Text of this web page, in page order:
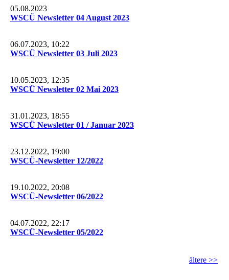
05.08.2023
WSCÜ Newsletter 04 August 2023
06.07.2023, 10:22
WSCÜ Newsletter 03 Juli 2023
10.05.2023, 12:35
WSCÜ Newsletter 02 Mai 2023
31.01.2023, 18:55
WSCÜ Newsletter 01 / Januar 2023
23.12.2022, 19:00
WSCÜ-Newsletter 12/2022
19.10.2022, 20:08
WSCÜ-Newsletter 06/2022
04.07.2022, 22:17
WSCÜ-Newsletter 05/2022
ältere >>